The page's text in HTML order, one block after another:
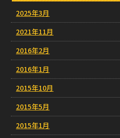
2025年3月
2021年11月
2016年2月
2016年1月
2015年10月
2015年5月
2015年1月